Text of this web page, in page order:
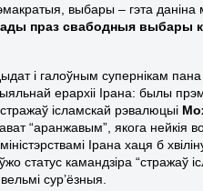
выбары – гэта даніна
праз свабодныя выбары
і галоўным супернікам
ерархіі Ірана: былы
ісламскай рэвалюцыі
“аранжавым”, якога нейкія
Ірана хаця б
статус камандзіра “стражаў
сур’ёзныя.